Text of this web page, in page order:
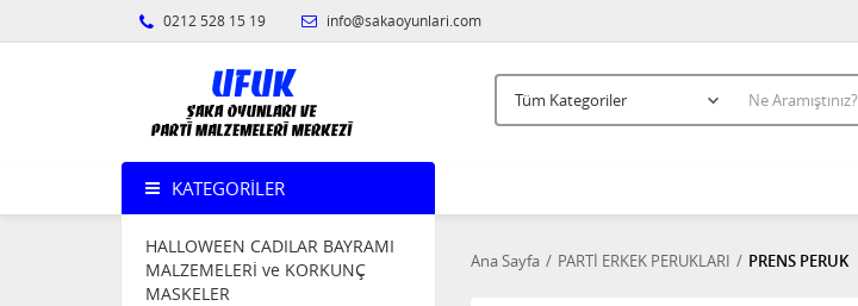
0212 528 15 19 info@sakaoyunlari.com
KATEGORILER
HALLOWEEN CADILAR BAYRAMI
MALZEMELERİ ve KORKUNÇ
MASKELER
Ana Sayfa PARTİ ERKEK PERUKLARI PRENS PERUK